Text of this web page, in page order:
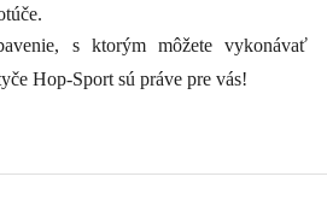
s ktorým môžete vykonávať
Hop-Sport sú práve pre vás!